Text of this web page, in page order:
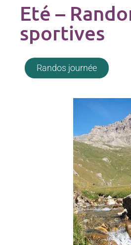
Eté –
sportives
Randos journée